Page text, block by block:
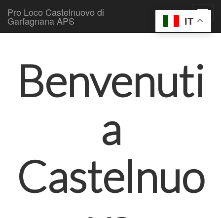
Pro Loco Castelnuovo di
Garfagnana APS
Benvenuti
a
Castelnuo
IT